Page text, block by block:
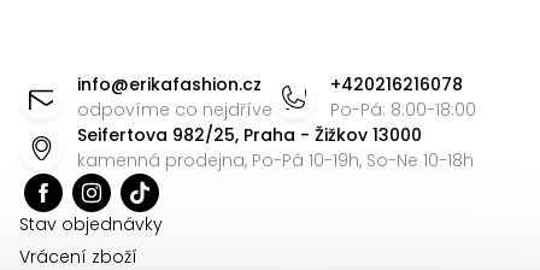
info@erikafashion.cz
odpovíme co nejdříve
+420216216078
Po-Pá: 8:00-18:00
Seifertova 982/25, Praha - Žižkov 13000
kamenná prodejna, Po-Pá 10-19h, So-Ne 10-18h
Stav objednávky
Vrácení zboží